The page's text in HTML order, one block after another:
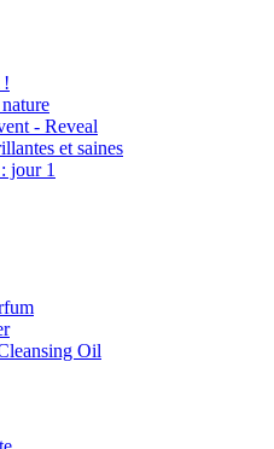
!
- Reveal
et saines
jour 1
Oil